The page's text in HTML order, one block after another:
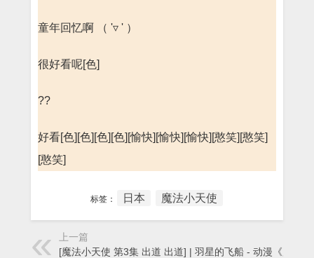
童年回忆啊 （ '▿ ' ）
很好看呢[色]
??
好看[色][色][色][色][愉快][愉快][愉快][憨笑][憨笑]
[憨笑]
标签： 日本 魔法小天使
上一篇
[魔法小天使 第3集 出道 出道] | 羽星的飞船 - 动漫《魔法